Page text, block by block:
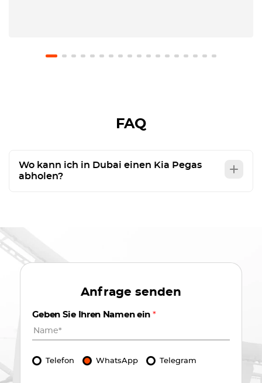
FAQ
Wo kann ich in Dubai einen Kia Pegas
abholen?
Anfrage senden
Geben Sie Ihren Namen ein *
Telefon WhatsApp Telegram